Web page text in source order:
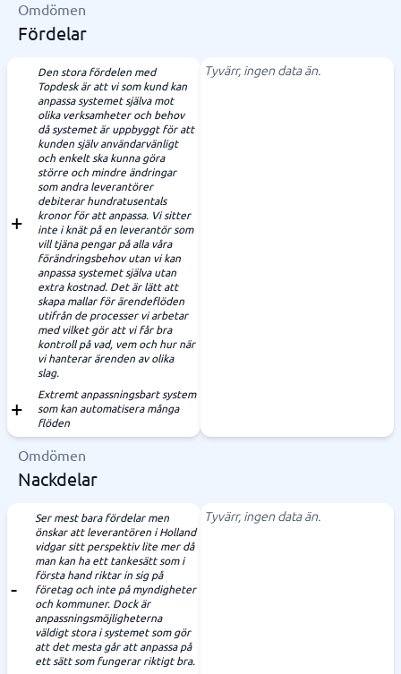
Omdömen
Fördelar
Den stora fördelen med
Topdesk är att vi som kund kan
anpassa systemet själva mot
olika verksamheter och behov
då systemet är uppbyggt för att
kunden själv användarvänligt
och enkelt ska kunna göra
större och mindre ändringar
som andra leverantörer
debiterar hundratusentals
kronor för att anpassa. Vi sitter
inte i knät på en leverantör som
vill tjäna pengar på alla våra
förändringsbehov utan vi kan
anpassa systemet själva utan
extra kostnad. Det är lätt att
skapa mallar för ärendeflöden
utifrån de processer vi arbetar
med vilket gör att vi får bra
kontroll på vad, vem och hur när
vi hanterar ärenden av olika
slag.
Extremt anpassningsbart system
som kan automatisera många
flöden
Tyvärr, ingen data än.
Omdömen
Nackdelar
Ser mest bara fördelar men
önskar att leverantören i Holland
vidgar sitt perspektiv lite mer då
man kan ha ett tankesätt som i
första hand riktar in sig på
företag och inte på myndigheter
och kommuner. Dock är
anpassningsmöjligheterna
väldigt stora i systemet som gör
att det mesta går att anpassa på
ett sätt som fungerar riktigt bra.
Tyvärr, ingen data än.